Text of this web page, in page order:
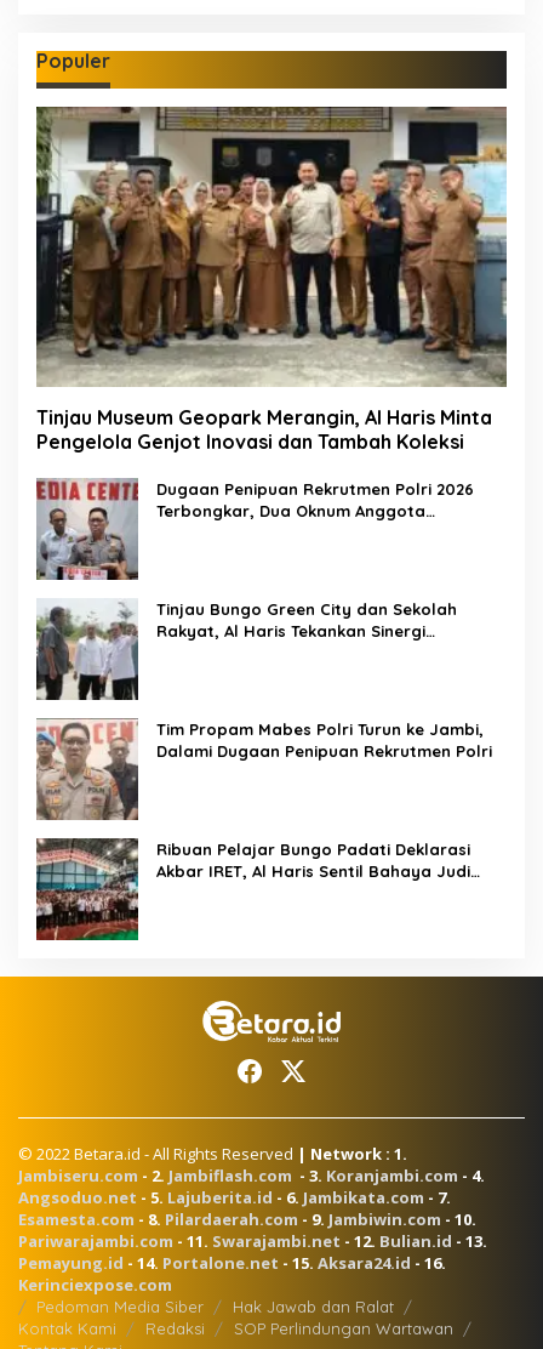
Populer
Tinjau Museum Geopark Merangin, Al Haris Minta
Pengelola Genjot Inovasi dan Tambah Koleksi
Dugaan Penipuan Rekrutmen Polri 2026
Terbongkar, Dua Oknum Anggota
Tinjau Bungo Green City dan Sekolah
Rakyat, Al Haris Tekankan Sinergi
Tim Propam Mabes Polri Turun ke Jambi,
Dalami Dugaan Penipuan Rekrutmen Polri
Ribuan Pelajar Bungo Padati Deklarasi
Akbar IRET, Al Haris Sentil Bahaya Judi
© 2022 Betara.id - All Rights Reserved | Network : 1.
Jambiseru.com - 2. Jambiflash.com - 3. Koranjambi.com - 4.
Angsoduo.net - 5. Lajuberita.id - 6. Jambikata.com - 7.
Esamesta.com - 8. Pilardaerah.com - 9. Jambiwin.com - 10.
Pariwarajambi.com - 11. Swarajambi.net - 12. Bulian.id - 13.
Pemayung.id - 14. Portalone.net - 15. Aksara24.id - 16.
Kerinciexpose.com
Pedoman Media Siber
Hak Jawab dan Ralat
Kontak Kami
Redaksi
SOP Perlindungan Wartawan